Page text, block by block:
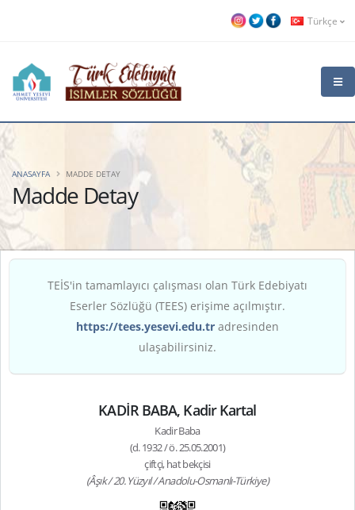
Türkçe
Madde Detay
ANASAYFA MADDE DETAY
TEİS'in tamamlayıcı çalışması olan Türk Edebiyatı
Eserler Sözlüğü (TEES) erişime açılmıştır.
https://tees.yesevi.edu.tr adresinden
ulaşabilirsiniz.
KADİR BABA, Kadir Kartal
Kadir Baba
(d. 1932 / ö. 25.05.2001)
çiftçi, hat bekçisi
(Âşık / 20. Yüzyıl / Anadolu-Osmanlı-Türkiye)